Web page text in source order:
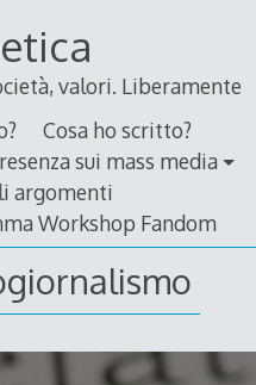
valori. Liberamente
Cosa ho scritto?
sui mass media
argomenti
Workshop Fandom